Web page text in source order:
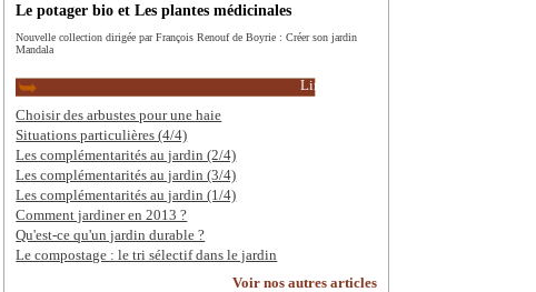
Le potager bio et Les plantes médicinales
Nouvelle collection dirigée par François Renouf de Boyrie : Créer son jardin
Mandala
Lire la suite
Choisir des arbustes pour une haie
Situations particulières (4/4)
Les complémentarités au jardin (2/4)
Les complémentarités au jardin (3/4)
Les complémentarités au jardin (1/4)
Comment jardiner en 2013 ?
Qu'est-ce qu'un jardin durable ?
Le compostage : le tri sélectif dans le jardin
Voir nos autres articles